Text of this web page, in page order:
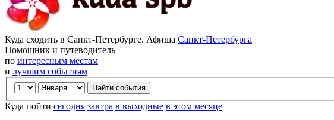
Куда сходить в Санкт-Петербурге. Афиша Санкт-Петербурга
Помощник и путеводитель
по интересным местам
и лучшим событиям
Куда пойти сегодня завтра в выходные в этом месяце